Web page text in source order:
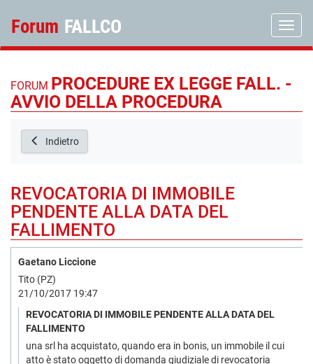
Forum FALLCO
FORUM PROCEDURE EX LEGGE FALL. -
AVVIO DELLA PROCEDURA
Indietro
REVOCATORIA DI IMMOBILE
PENDENTE ALLA DATA DEL
FALLIMENTO
Gaetano Liccione
Tito (PZ)
21/10/2017 19:47
REVOCATORIA DI IMMOBILE PENDENTE ALLA DATA DEL
FALLIMENTO
una srl ha acquistato, quando era in bonis, un immobile il cui
atto è stato oggetto di domanda giudiziale di revocatoria